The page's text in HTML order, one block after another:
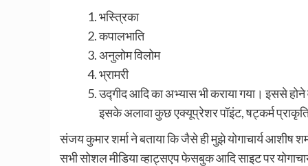
भस्त्रिका
कपालभाति
अनुलोम विलोम
भ्रामरी
उद्गीद आदि का अभ्यास भी कराया गया। इससे होने
इसके अलावा कुछ एक्यूप्रेशर पॉइंट, षट्कर्म
संजय कुमार शर्मा ने बताया कि जैसे ही मुझे योगाचार्य आशीष
सभी सोशल मीडिया व्हाट्सएप फेसबुक आदि साइट पर